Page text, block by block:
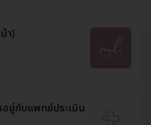
า)
ยู่กับแพทย์ประเมิน